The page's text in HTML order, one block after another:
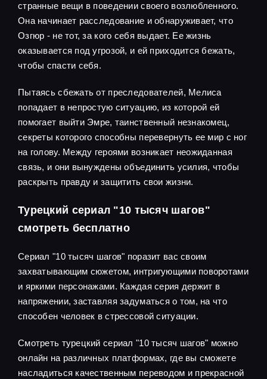
странные вещи в поведении своего возлюбленного.
Она начинает расследование и обнаруживает, что
Озгюр - не тот, за кого себя выдает. Ее жизнь
оказывается под угрозой, и ей приходится бежать,
чтобы спасти себя.
Пытаясь сбежать от преследователей, Мелиса
попадает в непростую ситуацию, из которой ей
помогает выйти Эмре, таинственный незнакомец,
секреты которого способны перевернуть ее мир с ног
на голову. Между героями возникает неожиданная
связь, и они вынуждены объединить усилия, чтобы
раскрыть правду и защитить свои жизни.
Турецкий сериал "10 тысяч шагов"
смотреть бесплатно
Сериал "10 тысяч шагов" поразит вас своим
захватывающим сюжетом, интригующими поворотами
и яркими персонажами. Каждая серия держит в
напряжении, заставляя задуматься о том, на что
способен человек в стрессовой ситуации.
Смотреть турецкий сериал "10 тысяч шагов" можно
онлайн на различных платформах, где вы сможете
насладиться качественным переводом и прекрасной